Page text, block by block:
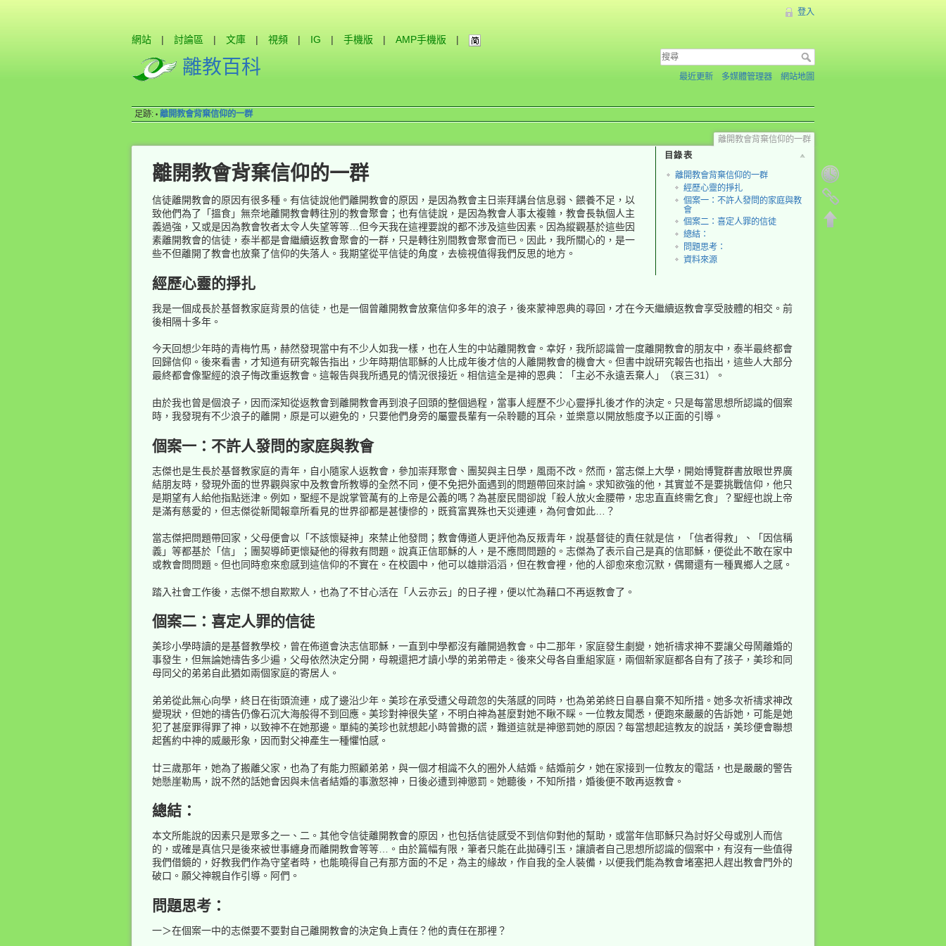
網站 | 討論區 | 文庫 | 視頻 | IG | 手機版 | AMP手機版 |
離教百科
登入
最近更新 多媒體管理器 網站地圖
足跡: • 離開教會背棄信仰的一群
離開教會背棄信仰的一群
目錄表
離開教會背棄信仰的一群
經歷心靈的掙扎
個案一：不許人發問的家庭與教
會
個案二：喜定人罪的信徒
總結：
問題思考：
資料來源
離開教會背棄信仰的一群
信徒離開教會的原因有很多種。有信徒說他們離開教會的原因，是因為教會主日崇拜講台信息弱、餵養不足，以
致他們為了「搵食」無奈地離開教會轉往別的教會聚會；也有信徒說，是因為教會人事太複雜，教會長執個人主
義過強，又或是因為教會牧者太令人失望等等…但今天我在這裡要說的都不涉及這些因素。因為縱觀基於這些因
素離開教會的信徒，泰半都是會繼續返教會聚會的一群，只是轉往別間教會聚會而已。因此，我所關心的，是一
些不但離開了教會也放棄了信仰的失落人。我期望從平信徒的角度，去檢視值得我們反思的地方。
經歷心靈的掙扎
我是一個成長於基督教家庭背景的信徒，也是一個曾離開教會放棄信仰多年的浪子，後來蒙神恩典的尋回，才在今天繼續返教會享受肢體的相交。前
後相隔十多年。
今天回想少年時的青梅竹馬，赫然發現當中有不少人如我一樣，也在人生的中站離開教會。幸好，我所認識曾一度離開教會的朋友中，泰半最終都會
回歸信仰。後來看書，才知道有研究報告指出，少年時期信耶穌的人比成年後才信的人離開教會的機會大。但書中說研究報告也指出，這些人大部分
最終都會像聖經的浪子悔改重返教會。這報告與我所遇見的情況很接近。相信這全是神的恩典：「主必不永遠丟棄人」（哀三31）。
由於我也曾是個浪子，因而深知從返教會到離開教會再到浪子回頭的整個過程，當事人經歷不少心靈掙扎後才作的決定。只是每當思想所認識的個案
時，我發現有不少浪子的離開，原是可以避免的，只要他們身旁的屬靈長輩有一朵聆聽的耳朵，並樂意以開放態度予以正面的引導。
個案一：不許人發問的家庭與教會
志傑也是生長於基督教家庭的青年，自小隨家人返教會，參加崇拜聚會、團契與主日學，風雨不改。然而，當志傑上大學，開始博覽群書放眼世界廣
結朋友時，發現外面的世界觀與家中及教會所教導的全然不同，便不免把外面遇到的問題帶回來討論。求知欲強的他，其實並不是要挑戰信仰，他只
是期望有人給他指點迷津。例如，聖經不是說掌管萬有的上帝是公義的嗎？為甚麼民間卻說「殺人放火金腰帶，忠忠直直終需乞食」？聖經也說上帝
是滿有慈愛的，但志傑從新聞報章所看見的世界卻都是甚悽慘的，既貧富異殊也天災連連，為何會如此…？
當志傑把問題帶回家，父母便會以「不該懷疑神」來禁止他發問；教會傳道人更評他為反叛青年，說基督徒的責任就是信，「信者得救」、「因信稱
義」等都基於「信」；團契導師更懷疑他的得救有問題。說真正信耶穌的人，是不應問問題的。志傑為了表示自己是真的信耶穌，便從此不敢在家中
或教會問問題。但也同時愈來愈感到這信仰的不實在。在校園中，他可以雄辯滔滔，但在教會裡，他的人卻愈來愈沉默，偶爾還有一種異鄉人之感。
踏入社會工作後，志傑不想自欺欺人，也為了不甘心活在「人云亦云」的日子裡，便以忙為藉口不再返教會了。
個案二：喜定人罪的信徒
美珍小學時讀的是基督教學校，曾在佈道會決志信耶穌，一直到中學都沒有離開過教會。中二那年，家庭發生劇變，她祈禱求神不要讓父母鬧離婚的
事發生，但無論她禱告多少遍，父母依然決定分開，母親還把才讀小學的弟弟帶走。後來父母各自重組家庭，兩個新家庭都各自有了孩子，美珍和同
母同父的弟弟自此猶如兩個家庭的寄居人。
弟弟從此無心向學，終日在街頭流連，成了邊沿少年。美珍在承受遭父母疏忽的失落感的同時，也為弟弟終日自暴自棄不知所措。她多次祈禱求神改
變現狀，但她的禱告仍像石沉大海般得不到回應。美珍對神很失望，不明白神為甚麼對她不瞅不睬。一位教友聞悉，便跑來嚴嚴的告訴她，可能是她
犯了甚麼罪得罪了神，以致神不在她那邊。單純的美珍也就想起小時曾撒的謊，難道這就是神懲罰她的原因？每當想起這教友的說話，美珍便會聯想
起舊約中神的威嚴形象，因而對父神產生一種懼怕感。
廿三歲那年，她為了搬離父家，也為了有能力照顧弟弟，與一個才相識不久的圈外人結婚。結婚前夕，她在家接到一位教友的電話，也是嚴嚴的警告
她懸崖勒馬，說不然的話她會因與未信者結婚的事激怒神，日後必遭到神懲罰。她聽後，不知所措，婚後便不敢再返教會。
總結：
本文所能說的因素只是眾多之一、二。其他令信徒離開教會的原因，也包括信徒感受不到信仰對他的幫助，或當年信耶穌只為討好父母或別人而信
的，或確是真信只是後來被世事纏身而離開教會等等…。由於篇幅有限，筆者只能在此拋磚引玉，讓讀者自己思想所認識的個案中，有沒有一些值得
我們借鏡的，好教我們作為守望者時，也能曉得自己有那方面的不足，為主的緣故，作自我的全人裝備，以便我們能為教會堵塞把人趕出教會門外的
破口。願父神親自作引導。阿們。
問題思考：
一＞在個案一中的志傑要不要對自己離開教會的決定負上責任？他的責任在那裡？